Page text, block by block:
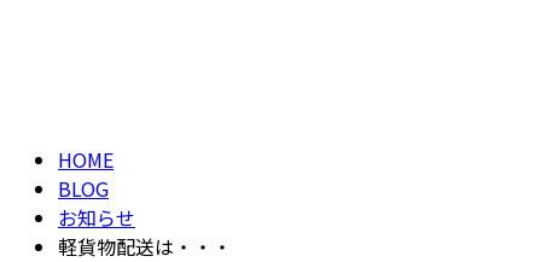
HOME
BLOG
お知らせ
軽貨物配送は・・・